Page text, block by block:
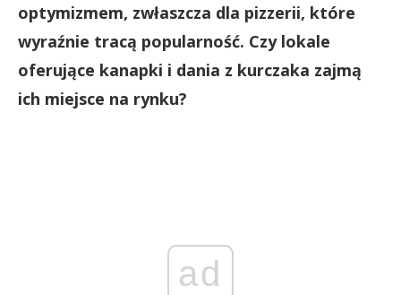
optymizmem, zwłaszcza dla pizzerii, które
wyraźnie tracą popularność. Czy lokale
oferujące kanapki i dania z kurczaka zajmą
ich miejsce na rynku?
ad